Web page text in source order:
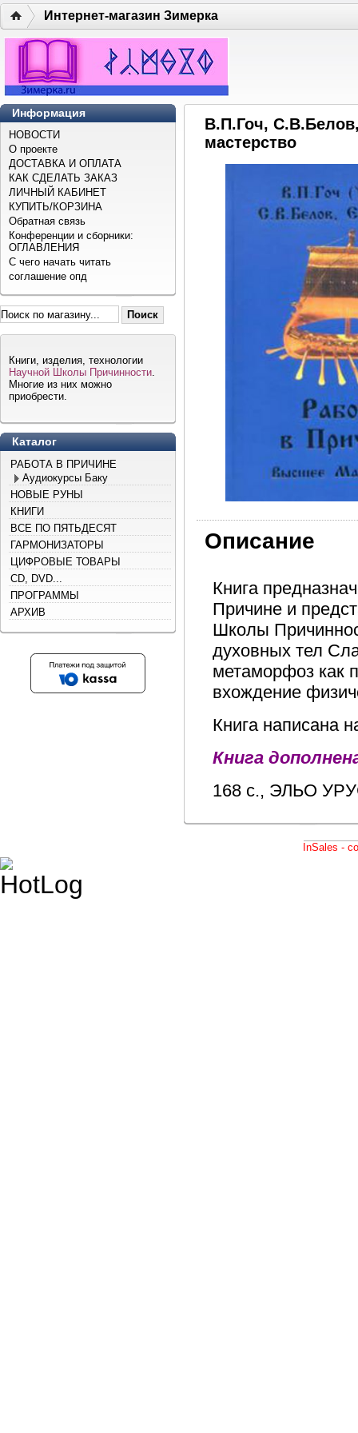
Интернет-магазин Зимерка
Информация
НОВОСТИ
О проекте
ДОСТАВКА И ОПЛАТА
КАК СДЕЛАТЬ ЗАКАЗ
ЛИЧНЫЙ КАБИНЕТ
КУПИТЬ/КОРЗИНА
Обратная связь
Конференции и сборники:
ОГЛАВЛЕНИЯ
С чего начать читать
соглашение опд
Книги, изделия, технологии
Научной Школы Причинности
Многие из них можно
приобрести.
Каталог
РАБОТА В ПРИЧИНЕ
Аудиокурсы Баку
НОВЫЕ РУНЫ
КНИГИ
ВСЕ ПО ПЯТЬДЕСЯТ
ГАРМОНИЗАТОРЫ
ЦИФРОВЫЕ ТОВАРЫ
CD, DVD...
ПРОГРАММЫ
АРХИВ
В.П.Гоч,
мастерство
Описание
Книга
Причине и
Школы
духовных тел
метаморфоз как
вхождение
Книга написана
Книга
168 с., ЭЛЬО
InSales -